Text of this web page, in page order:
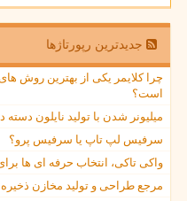
جدیدترین رپورتاژها
چرا کلایمر یکی از بهترین روش
است؟
میلیونر شدن با تولید نایلون دسته
سرفیس لپ تاپ یا سرفیس پرو؟
واکی تاکی، انتخاب حرفه ای ها
مرجع طراحی و تولید مخازن